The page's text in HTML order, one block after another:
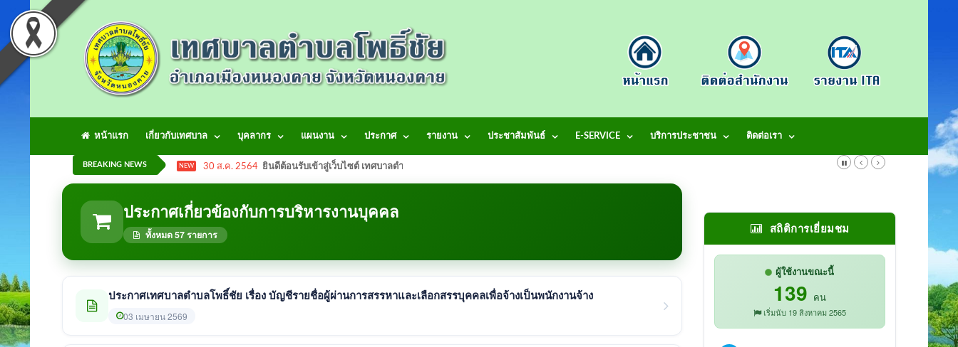
หน้าแรก เกี่ยวกับเทศบาล บุคลากร แผนงาน ประกาศ รายงาน ประชาสัมพันธ์ E-SERVICE บริการประชาชน ติดต่อเรา
BREAKING NEWS NEW 30 ส.ค. 2564 ยินดีต้อนรับเข้าสู่เว็บไซต์ เทศบาลตำบลโพธิ์ชัย
ประกาศเกี่ยวข้องกับการบริหารงานบุคคล
ทั้งหมด 57 รายการ
ประกาศเทศบาลตำบลโพธิ์ชัย เรื่อง บัญชีรายชื่อผู้ผ่านการสรรหาและเลือกสรรบุคคลเพื่อจ้างเป็นพนักงานจ้าง
03 เมษายน 2569
สถิติการเยี่ยมชม
ผู้ใช้งานขณะนี้
139 คน
เริ่มนับ 19 สิงหาคม 2565